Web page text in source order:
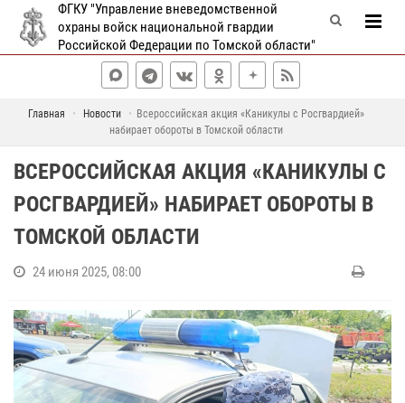
ФГКУ "Управление вневедомственной
охраны войск национальной гвардии
Российской Федерации по Томской области"
Главная Новости
Всероссийская акция «Каникулы с Росгвардией»
набирает обороты в Томской области
ВСЕРОССИЙСКАЯ АКЦИЯ «КАНИКУЛЫ С
РОСГВАРДИЕЙ» НАБИРАЕТ ОБОРОТЫ В
ТОМСКОЙ ОБЛАСТИ
24 июня 2025, 08:00